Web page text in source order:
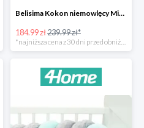
Belisima Kokon niemowlęcy Minky Sweet Baby -23%
184.99 zł239.99 zł*